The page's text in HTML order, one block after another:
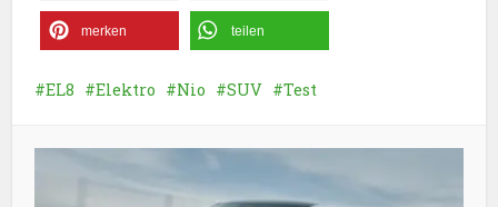
merken teilen
EL8 Elektro Nio SUV Test